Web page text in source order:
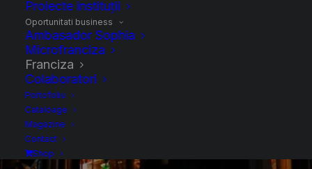
Proiecte instituții
Oportunitati business
Ambasador Sophia
Microfranciza
Franciza
Colaboratori
Portofoliu
Cataloage
Magazine
Contact
Shop
Oportunități de
afaceri în franciză
pentru pasionații de
design interior